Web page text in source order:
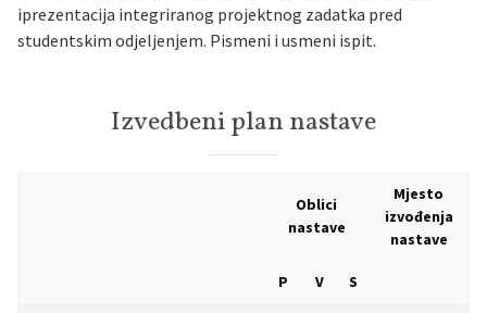
iprezentacija integriranog projektnog zadatka pred
studentskim odjeljenjem. Pismeni i usmeni ispit.
Izvedbeni plan nastave
Oblici
nastave
Mjesto
izvođenja
nastave
P V S